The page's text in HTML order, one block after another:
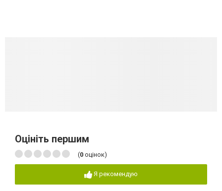
Оцініть першим
(0 оцінок)
Я рекомендую